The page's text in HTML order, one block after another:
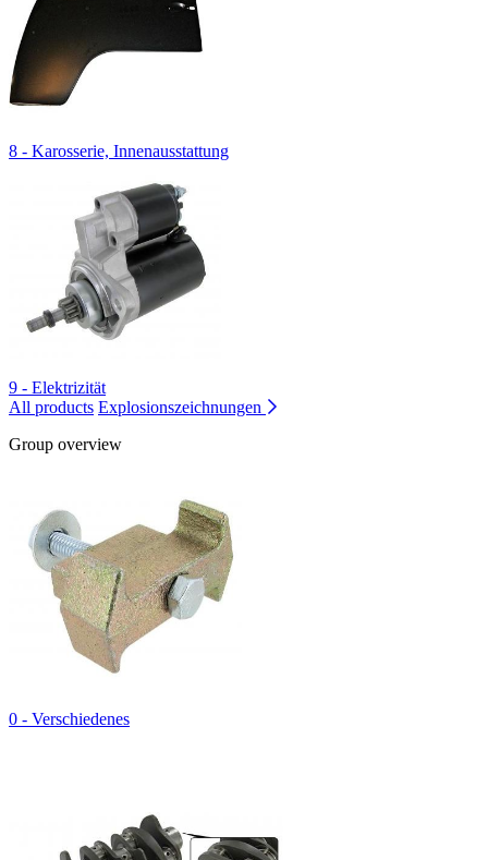
8 - Karosserie, Innenausstattung
9 - Elektrizität
All products Explosionszeichnungen
Group overview
0 - Verschiedenes